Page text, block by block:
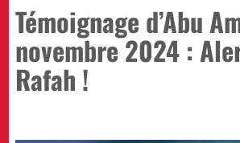
Témoignage d’Abu
novembre 2024 :
Rafah !